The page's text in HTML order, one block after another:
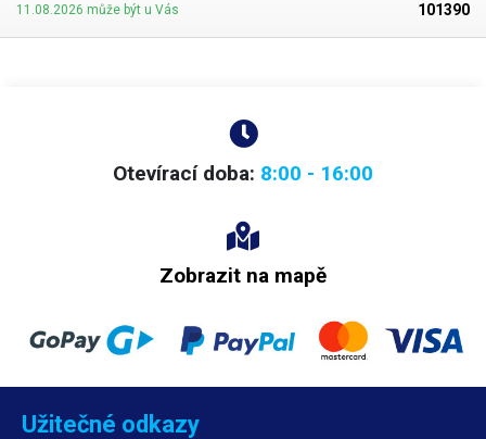
11.08.2026 může být u Vás
101390
Otevírací doba: 8:00 - 16:00
Zobrazit na mapě
Užitečné odkazy